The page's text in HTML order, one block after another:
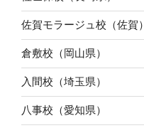
佐賀モラージュ校（佐賀）
倉敷校（岡山県）
入間校（埼玉県）
八事校（愛知県）